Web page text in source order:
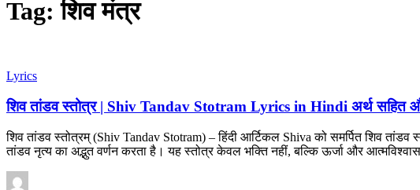
Tag:शिव मंत्र
Lyrics
शिव तांडव स्तोत्र | Shiv Tandav Stotram Lyrics in Hindi अर्थ सहित
शिव तांडव स्तोत्रम् (Shiv Tandav Stotram) – हिंदी आर्टिकल Shiva को समर्पित शिव
तांडव नृत्य का अद्भुत वर्णन करता है। यह स्तोत्र केवल भक्ति नहीं, बल्कि ऊर्जा और